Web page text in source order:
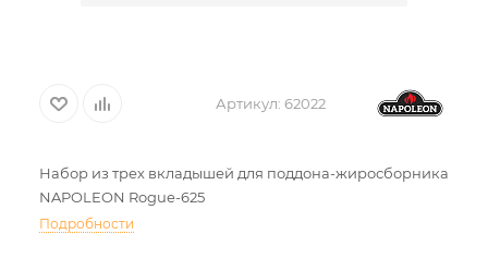
Артикул: 62022
Набор из трех вкладышей для поддона-жиросборника
NAPOLEON Rogue-625
Подробности